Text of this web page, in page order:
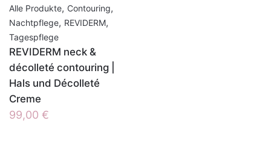
Alle Produkte, Contouring,
Nachtpflege, REVIDERM,
Tagespflege
REVIDERM neck &
décolleté contouring |
Hals und Décolleté
Creme
99,00 €